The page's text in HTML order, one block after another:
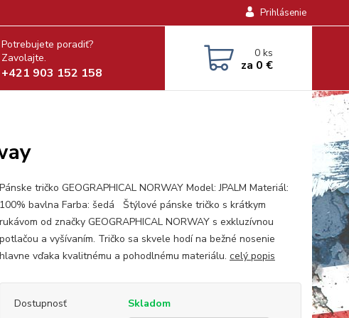
Prihlásenie
Potrebujete poradiť?
Zavolajte.
+421 903 152 158
0ks
za 0 €
Pánske tričko GEOGRAPHICAL NORWAY Model: JPALM Materiál:
100% bavlna Farba: šedá Štýlové pánske tričko s krátkym
rukávom od značky GEOGRAPHICAL NORWAY s exkluzívnou
potlačou a vyšívaním. Tričko sa skvele hodí na bežné nosenie
hlavne vďaka kvalitnému a pohodlnému materiálu. celý popis
Dostupnosť
Skladom